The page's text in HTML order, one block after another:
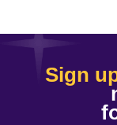
Sign